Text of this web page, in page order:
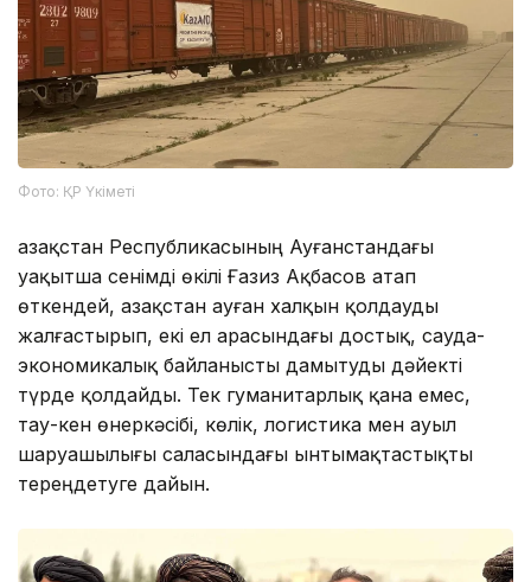
Фото: ҚР Үкіметі
Қазақстан Республикасының Ауғанстандағы
уақытша сенімді өкілі Ғазиз Ақбасов атап
өткендей, Қазақстан ауған халқын қолдауды
жалғастырып, екі ел арасындағы достық, сауда-
экономикалық байланысты дамытуды дәйекті
түрде қолдайды. Тек гуманитарлық қана емес,
тау-кен өнеркәсібі, көлік, логистика мен ауыл
шаруашылығы саласындағы ынтымақтастықты
тереңдетуге дайын.